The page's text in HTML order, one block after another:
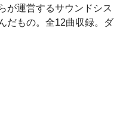
が運営するサウンドシス
だもの。全12曲収録。ダ